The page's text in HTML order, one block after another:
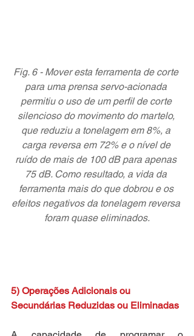
Fig. 6 - Mover esta ferramenta de corte
para uma prensa servo-acionada
permitiu o uso de um perfil de corte
silencioso do movimento do martelo,
que reduziu a tonelagem em 8%, a
carga reversa em 72% e o nível de
ruído de mais de 100 dB para apenas
75 dB. Como resultado, a vida da
ferramenta mais do que dobrou e os
efeitos negativos da tonelagem reversa
foram quase eliminados.
5) Operações Adicionais ou
Secundárias Reduzidas ou Eliminadas